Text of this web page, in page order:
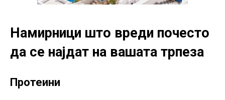
Намирници што вреди почесто
да се најдат на вашата трпеза
Протеини